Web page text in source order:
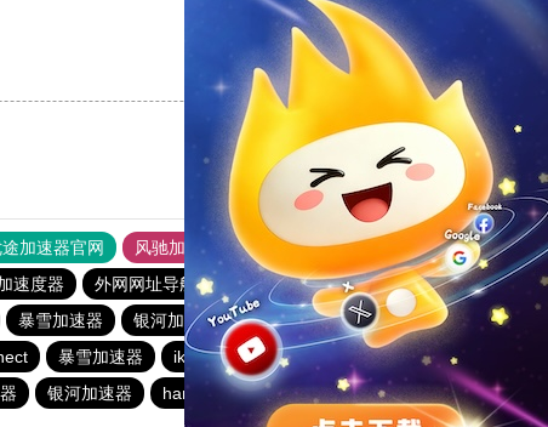
支持[0] 反对[0]
加速器官网 风驰加速器
旋风加速器
速度器 外网网址导航 软件中心
银河加速器
暴雪加速器 银河加速器 暴雪加速器
海鸥加速器
暴雪加速器 ikuuu.me加速器官网
银河加速器
银河加速器 hammer加速器 速鹰666
银河加速器